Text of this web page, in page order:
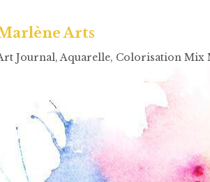
Arts
Journal, Aquarelle, Colorisation Mix